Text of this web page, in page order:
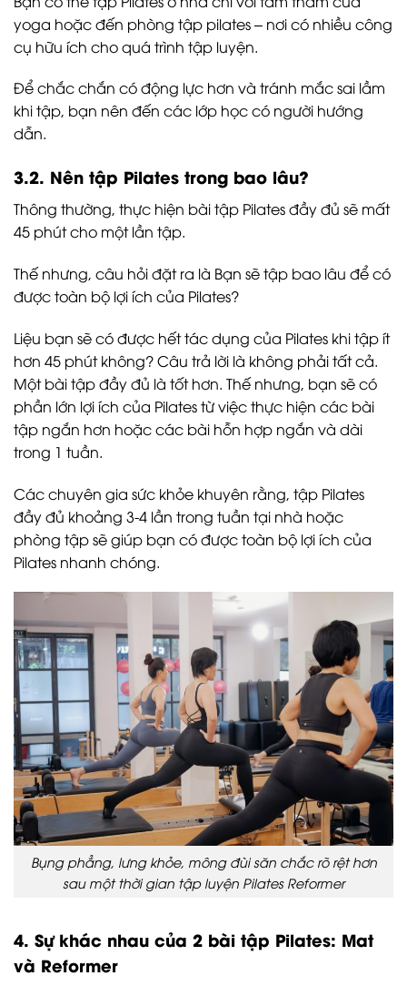
yoga hoặc đến phòng tập pilates – nơi có nhiều công
cụ hữu ích cho quá trình tập luyện.
Để chắc chắn có động lực hơn và tránh mắc sai lầm
khi tập, bạn nên đến các lớp học có người hướng
dẫn.
3.2. Nên tập Pilates trong bao lâu?
Thông thường, thực hiện bài tập Pilates đầy đủ sẽ mất
45 phút cho một lần tập.
Thế nhưng, câu hỏi đặt ra là Bạn sẽ tập bao lâu để có
được toàn bộ lợi ích của Pilates?
Liệu bạn sẽ có được hết tác dụng của Pilates khi tập ít
hơn 45 phút không? Câu trả lời là không phải tất cả.
Một bài tập đầy đủ là tốt hơn. Thế nhưng, bạn sẽ có
phần lớn lợi ích của Pilates từ việc thực hiện các bài
tập ngắn hơn hoặc các bài hỗn hợp ngắn và dài
trong 1 tuần.
Các chuyên gia sức khỏe khuyên rằng, tập Pilates
đầy đủ khoảng 3-4 lần trong tuần tại nhà hoặc
phòng tập sẽ giúp bạn có được toàn bộ lợi ích của
Pilates nhanh chóng.
Bụng phẳng, lưng khỏe, mông đùi săn chắc rõ rệt hơn
sau một thời gian tập luyện Pilates Reformer
4. Sự khác nhau của 2 bài tập Pilates: Mat
và Reformer